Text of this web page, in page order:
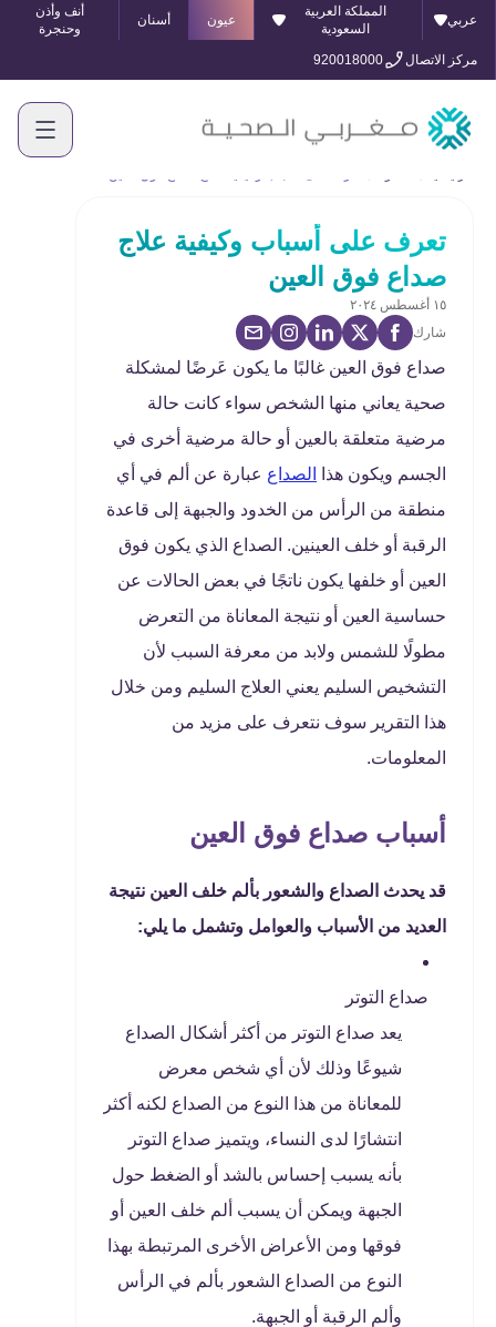
عربي
المملكة العربية
السعودية
عيون أسنان
أنف وأذن
وحنجرة
مركز الاتصال
920018000
تعرف على أسباب وكيفية علاج
صداع فوق العين
١٥ أغسطس ٢٠٢٤
شارك
صداع فوق العين غالبًا ما يكون عَرضًا لمشكلة
صحية يعاني منها الشخص سواء كانت حالة
مرضية متعلقة بالعين أو حالة مرضية أخرى في
الجسم ويكون هذا
الصداع عبارة عن ألم في أي
منطقة من الرأس من الخدود والجبهة إلى قاعدة
الرقبة أو خلف العينين. الصداع الذي يكون فوق
العين أو خلفها يكون ناتجًا في بعض الحالات عن
حساسية العين أو نتيجة المعاناة من التعرض
مطولًا للشمس ولابد من معرفة السبب لأن
التشخيص السليم يعني العلاج السليم ومن خلال
هذا التقرير سوف نتعرف على مزيد من
المعلومات.
أسباب صداع فوق العين
قد يحدث الصداع والشعور بألم خلف العين نتيجة
العديد من الأسباب والعوامل وتشمل ما يلي:
صداع التوتر
يعد صداع التوتر من أكثر أشكال الصداع
شيوعًا وذلك لأن أي شخص معرض
للمعاناة من هذا النوع من الصداع لكنه أكثر
انتشارًا لدى النساء، ويتميز صداع التوتر
بأنه يسبب إحساس بالشد أو الضغط حول
الجبهة ويمكن أن يسبب ألم خلف العين أو
فوقها ومن الأعراض الأخرى المرتبطة بهذا
النوع من الصداع الشعور بألم في الرأس
وألم الرقبة أو الجبهة.